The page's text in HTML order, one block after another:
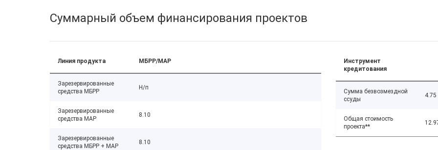
Суммарный объем финансирования проектов
Линия продукта МБРР/МАР
Зарезервированные
средства МБРР
Н/п
Зарезервированные
средства МАР
8.10
Зарезервированные
средства МБРР + МАР
8.10
Инструмент
кредитования
Сумма безвозмездной
ссуды
4.75
Общая стоимость
проекта**